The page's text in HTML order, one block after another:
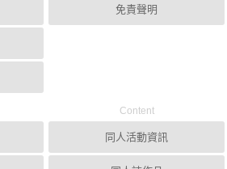
免責聲明
Content
同人活動資訊